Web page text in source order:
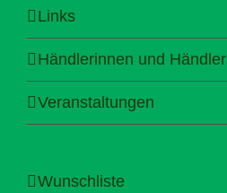
Links
Händlerinnen und Händler
Veranstaltungen
Wunschliste